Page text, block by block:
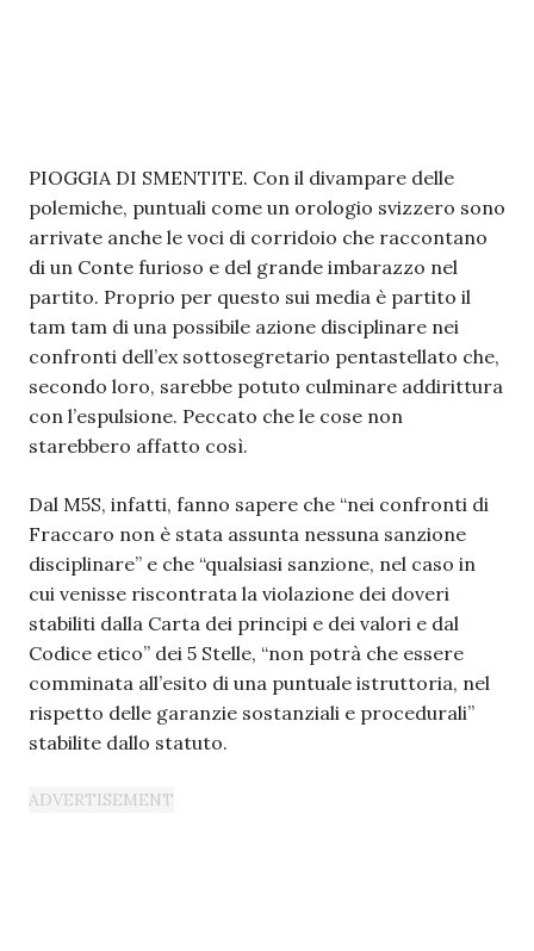
PIOGGIA DI SMENTITE. Con il divampare delle
polemiche, puntuali come un orologio svizzero sono
arrivate anche le voci di corridoio che raccontano
di un Conte furioso e del grande imbarazzo nel
partito. Proprio per questo sui media è partito il
tam tam di una possibile azione disciplinare nei
confronti dell’ex sottosegretario pentastellato che,
secondo loro, sarebbe potuto culminare addirittura
con l’espulsione. Peccato che le cose non
starebbero affatto così.
Dal M5S, infatti, fanno sapere che “nei confronti di
Fraccaro non è stata assunta nessuna sanzione
disciplinare” e che “qualsiasi sanzione, nel caso in
cui venisse riscontrata la violazione dei doveri
stabiliti dalla Carta dei principi e dei valori e dal
Codice etico” dei 5 Stelle, “non potrà che essere
comminata all’esito di una puntuale istruttoria, nel
rispetto delle garanzie sostanziali e procedurali”
stabilite dallo statuto.